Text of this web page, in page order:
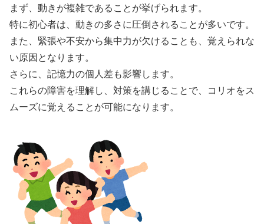
まず、動きが複雑であることが挙げられます。
特に初心者は、動きの多さに圧倒されることが多いです。
また、緊張や不安から集中力が欠けることも、覚えられな
い原因となります。
さらに、記憶力の個人差も影響します。
これらの障害を理解し、対策を講じることで、コリオをス
ムーズに覚えることが可能になります。